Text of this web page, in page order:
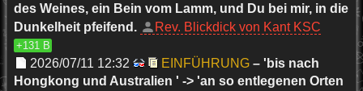
des Weines, ein Bein vom Lamm, und Du bei mir, in die
Dunkelheit pfeifend.
Rev. Blickdick von Kant KSC
+131 B
2026/07/11 12:32 EINFÜHRUNG – 'bis nach
Hongkong und Australien ' -> 'an so entlegenen Orten